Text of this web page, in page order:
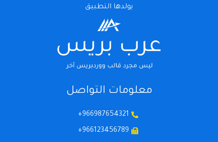
يولدها التطبيق
معلومات التواصل
966987654321+
966123456789+